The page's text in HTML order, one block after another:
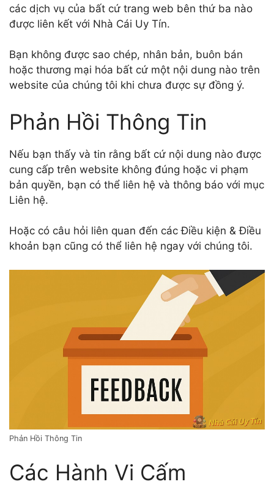
các dịch vụ của bất cứ trang web bên thứ ba nào
được liên kết với Nhà Cái Uy Tín.
Bạn không được sao chép, nhân bản, buôn bán
hoặc thương mại hóa bất cứ một nội dung nào trên
website của chúng tôi khi chưa được sự đồng ý.
Phản Hồi Thông Tin
Nếu bạn thấy và tin rằng bất cứ nội dung nào được
cung cấp trên website không đúng hoặc vi phạm
bản quyền, bạn có thể liên hệ và thông báo với mục
Liên hệ.
Hoặc có câu hỏi liên quan đến các Điều kiện & Điều
khoản bạn cũng có thể liên hệ ngay với chúng tôi.
Phản Hồi Thông Tin
Các Hành Vi Cấm